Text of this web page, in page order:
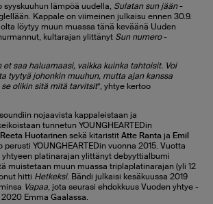
syyskuuhun lämpöä uudella, Sulatan sun jään-
Kappale on viimeinen julkaisu ennen 30.9.
löytyy muun muassa tänä keväänä Uuden
kultarajan ylittänyt Sun numero-
et saa haluamaasi, vaikka kuinka tahtoisit. Voi
tyytyä johonkin muuhun, mutta ajan kanssa
olikin sitä mitä tarvitsit”, yhtye kertoo
nojaavista kappaleistaan ja
tunnetun YOUNGHEARTEDin
Reeta Huotarinensekä kitaristitAtte Ranta ja Emil
perusti YOUNGHEARTEDin vuonna 2015. Vuotta
platinarajan ylittänyt debyyttialbumi
muistetaan muun muassa triplaplatinarajan (yli 12
hitti Hetkeksi. Bändi julkaisi kesäkuussa 2019
Vapaa, jota seurasi ehdokkuus Vuoden yhtye -
Emma Gaalassa.